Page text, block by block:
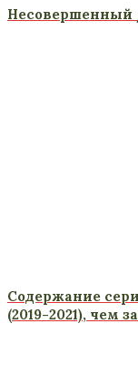
Несовершенный
Содержание
(2019-2021), чем